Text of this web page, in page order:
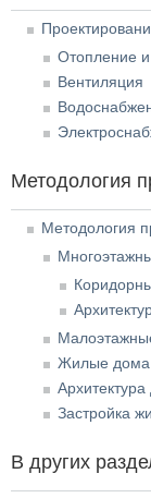
Отопление и
Вентиляция
Методология
Методология
Жилые дома
Застройка
В других